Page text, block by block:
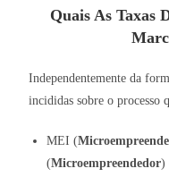
Quais As Taxas
Independentemente da
incididas sobre o processo
MEI (
(Microempreendedor)